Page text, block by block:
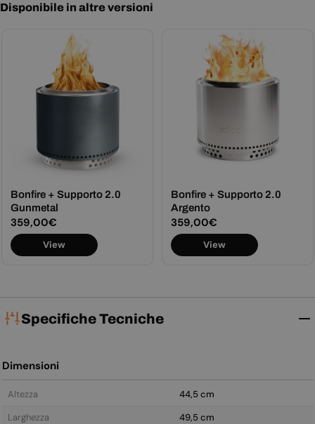
Disponibile in altre versioni
Bonfire + Supporto 2.0
Gunmetal
Prezzo
normale
359,00€
View
Bonfire + Supporto 2.0
Argento
Prezzo
normale
359,00€
View
Specifiche Tecniche
Dimensioni
Altezza
44,5 cm
Larghezza
49,5 cm